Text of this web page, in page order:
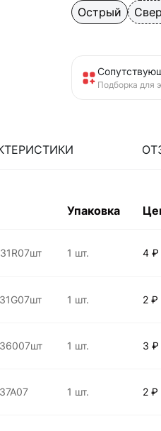
Острый
Подборка для
Упаковка
1 шт. 4 ₽
1 шт. 2 ₽
1 шт. 3 ₽
1 шт. 2 ₽